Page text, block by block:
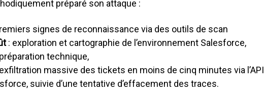
préparé son attaque :
signes de reconnaissance via des outils de scan
: exploration et cartographie de l’environnement Salesforce,
technique,
massive des tickets en moins de cinq minutes via l’API
suivie d’une tentative d’effacement des traces.